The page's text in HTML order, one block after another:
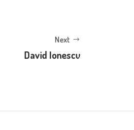
Next
David Ionescu